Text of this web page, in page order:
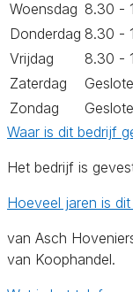
Woensdag 8.30 -
Donderdag 8.30 -
Vrijdag
8.30 -
Zaterdag
Zondag
Waar is dit bedrijf
Het bedrijf is
Hoeveel jaren is
van Asch
van Koophandel.